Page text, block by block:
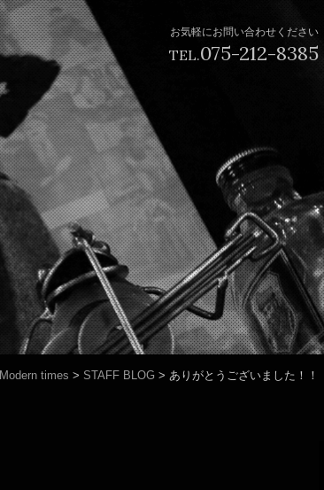
お気軽にお問い合わせください
TEL.075-212-8385
Modern times > STAFF BLOG > ありがとうございました！！